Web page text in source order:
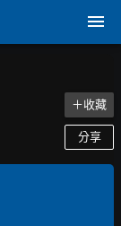
＋收藏
分享